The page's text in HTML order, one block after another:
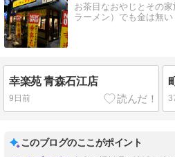
お茶目なおやじとその
ラーメン）でも金は無い
幸楽苑 青森石江店
9日前
このブログのここがポイント